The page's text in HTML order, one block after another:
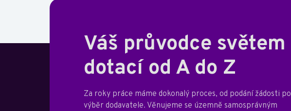
Váš průvodce světem
dotací od A do Z
Za roky práce máme dokonalý proces, od podání žádosti po
výběr dodavatele. Věnujeme se územně samosprávným